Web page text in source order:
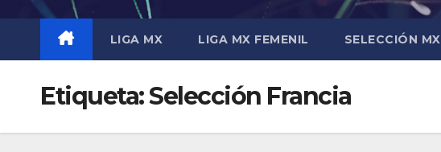
LIGA MX LIGA MX FEMENIL SELECCIÓN MX
Etiqueta:Selección Francia